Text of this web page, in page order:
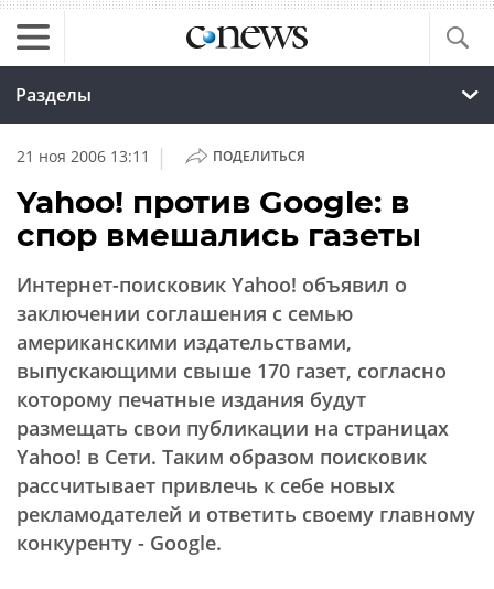
Разделы
21 ноя 2006 13:11 | ПОДЕЛИТЬСЯ
Yahoo! против Google: в
спор вмешались газеты
Интернет-поисковик Yahoo! объявил о
заключении соглашения с семью
американскими издательствами,
выпускающими свыше 170 газет, согласно
которому печатные издания будут
размещать свои публикации на страницах
Yahoo! в Сети. Таким образом поисковик
рассчитывает привлечь к себе новых
рекламодателей и ответить своему главному
конкуренту - Google.